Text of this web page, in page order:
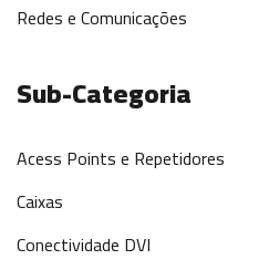
Redes e Comunicações
Sub-Categoria
Acess Points e Repetidores
Caixas
Conectividade DVI